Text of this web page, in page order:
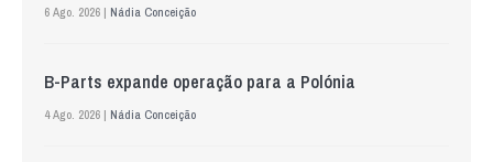
6 Ago. 2026 | Nádia Conceição
B-Parts expande operação para a Polónia
4 Ago. 2026 | Nádia Conceição